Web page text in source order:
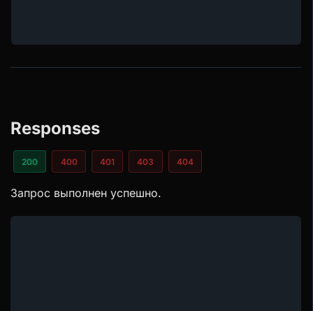
Responses
200 400 401 403 404
Запрос выполнен успешно.